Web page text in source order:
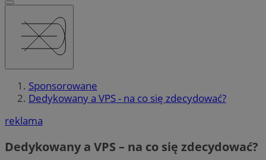
Sponsorowane
Dedykowany a VPS - na co się zdecydować?
reklama
Dedykowany a VPS – na co się zdecydować?